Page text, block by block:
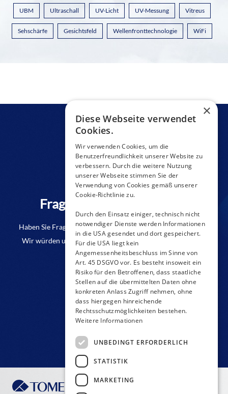
UBM Ultraschall UV-Licht UV-Messung Vitreus
Sehschärfe Gesichtsfeld Wellenfronttechnologie WiFi
Fragen zu einem Produkt?
Haben Sie Fragen oder benötigen Sie weitere Informationen?
Wir würden uns freuen, wenn Sie uns eine Anfrage senden.
KONTAKT-FORMULAR
×
Diese Webseite verwendet
Cookies.
Wir verwenden Cookies, um die
Benutzerfreundlichkeit unserer Website zu
verbessern. Durch die weitere Nutzung
unserer Webseite stimmen Sie der
Verwendung von Cookies gemäß unserer
Cookie-Richtlinie zu.
Durch den Einsatz einiger, technisch nicht
notwendiger Dienste werden Informationen
in die USA gesendet und dort gespeichert.
Für die USA liegt kein
Angemessenheitsbeschluss im Sinne von
Art. 45 DSGVO vor. Es besteht insoweit ein
Risiko für den Betroffenen, dass staatliche
Stellen auf die übermittelten Daten ohne
konkreten Anlass Zugriff nehmen, ohne
dass hiergegen hinreichende
Rechtsschutzmöglichkeiten bestehen.
Weitere Informationen
UNBEDINGT ERFORDERLICH
STATISTIK
MARKETING